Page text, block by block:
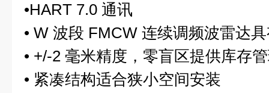
•HART 7.0 通讯
• W 波段 FMCW 连续调频波雷达
• +/-2 毫米精度，零盲区提供库存
• 紧凑结构适合狭小空间安装